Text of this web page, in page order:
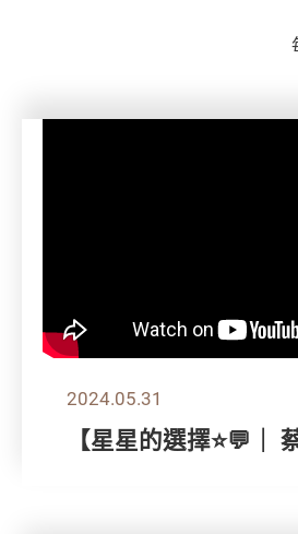
2024.05.31
【星星的選擇⭐💬｜